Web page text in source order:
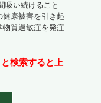
吸い続けること
康被害を引き起
物質過敏症を発症
検索すると上